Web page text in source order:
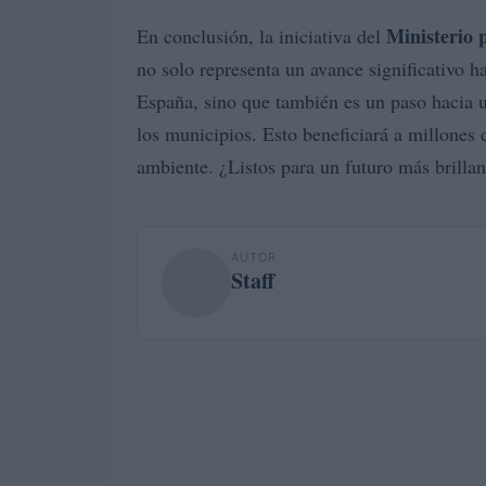
En conclusión, la iniciativa del Ministerio
no solo representa un avance significativo
España, sino que también es un paso hacia
los municipios. Esto beneficiará a
ambiente. ¿Listos para un futuro más
AUTOR
Staff